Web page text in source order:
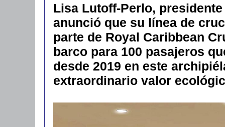
Lisa Lutoff-Perlo,
anunció que su línea de
parte de Royal Caribbean
barco para 100 pasajeros
desde 2019 en este
extraordinario valor